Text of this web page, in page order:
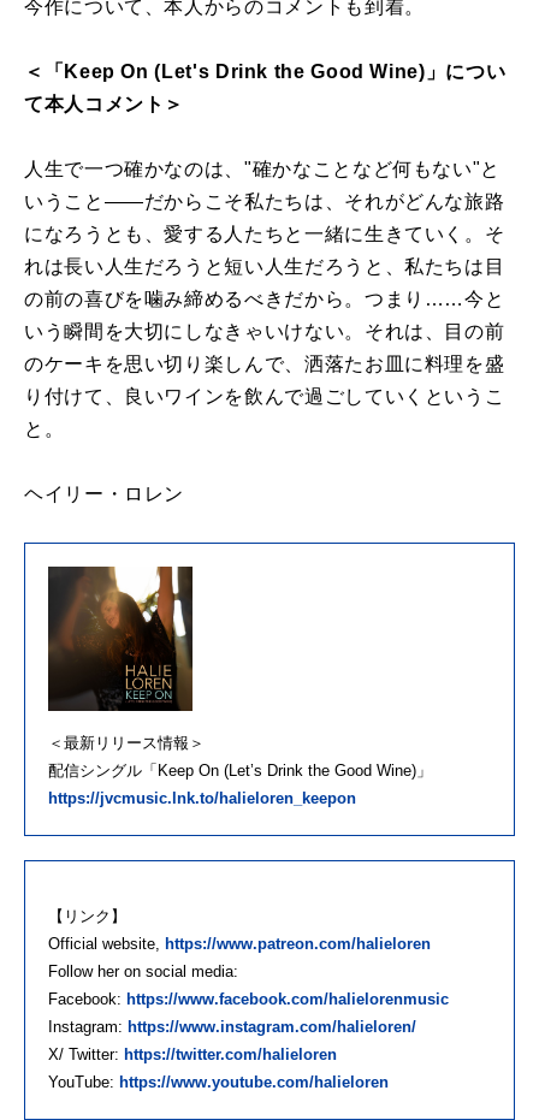
今作について、本人からのコメントも到着。
＜「Keep On (Let's Drink the Good Wine)」につい
て本人コメント＞
人生で一つ確かなのは、"確かなことなど何もない"と
いうこと――だからこそ私たちは、それがどんな旅路
になろうとも、愛する人たちと一緒に生きていく。そ
れは長い人生だろうと短い人生だろうと、私たちは目
の前の喜びを噛み締めるべきだから。つまり……今と
いう瞬間を大切にしなきゃいけない。それは、目の前
のケーキを思い切り楽しんで、洒落たお皿に料理を盛
り付けて、良いワインを飲んで過ごしていくというこ
と。
ヘイリー・ロレン
＜最新リリース情報＞
配信シングル「Keep On (Let’s Drink the Good Wine)」
https://jvcmusic.lnk.to/halieloren_keepon
【リンク】
Official website, https://www.patreon.com/halieloren
Follow her on social media:
Facebook: https://www.facebook.com/halielorenmusic
Instagram: https://www.instagram.com/halieloren/
X/ Twitter: https://twitter.com/halieloren
YouTube: https://www.youtube.com/halieloren